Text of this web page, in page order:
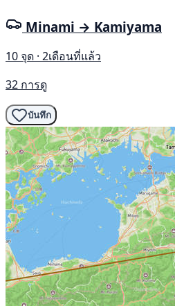
Minami → Kamiyama
10 จุด · 2เดือนที่แล้ว
32 การดู
บันทึก